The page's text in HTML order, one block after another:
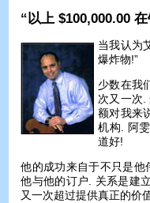
“以上 $100,000.00
当我认为
爆炸物!”
少数在我
次又一次.
额对我来
机构. 阿
道好!
他的成功来自于不只是他
他与他的订户. 关系是建
又一次超过提供真正的价